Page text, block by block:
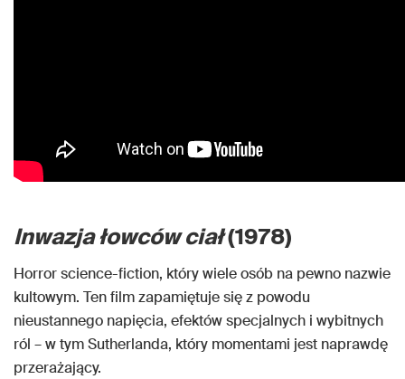
Inwazja łowców ciał(1978)
Horror science-fiction, który wiele osób na pewno nazwie
kultowym. Ten film zapamiętuje się z powodu
nieustannego napięcia, efektów specjalnych i wybitnych
ról – w tym Sutherlanda, który momentami jest naprawdę
przerażający.